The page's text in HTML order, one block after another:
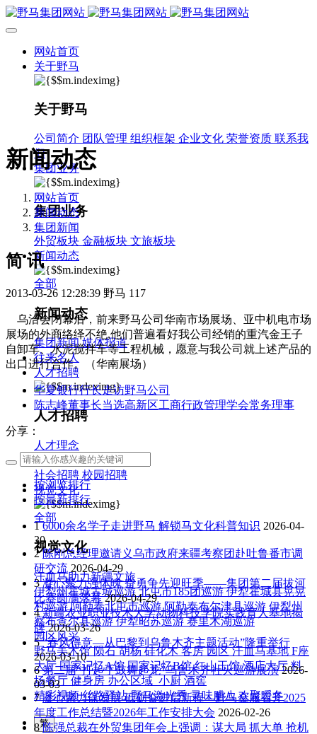
网站首页
关于野马
关于野马
公司简介 团队管理 组织框架 企业文化 荣誉资质 联系我
们
集团业务
集团业务
外贸板块 金融板块 文旅板块
新闻动态
全部
新闻动态
集团新闻 媒体报道
往来名人
人才招聘
人才招聘
人才理念
人才招聘
社会招聘 校园招聘
视觉文化
全部
视觉文化
汗血马助力新疆文旅
伊犁州霍城古城巡游 北屯市185团巡游 伊犁霍城县晃晃
村巡游 阿勒泰北屯市巡游 阿勒泰布尔津县巡游 伊犁州
察布查尔县巡游 伊犁昭苏巡游 赛里木湖巡游
园区风采
野马美术馆 陨石 胡杨 硅化木 客房 园区 汗血马基地 F座
大厅 国家记忆A馆 国家记忆B馆 红山玉馆 酒店大厅 料
场餐厅 健身房 办公区域 小厨 酒窖
精彩视频 丝路驿站·野马激光秀 寻味腊八 欢聚暖冬
繁
新闻动态
网站首页
新闻动态
集团新闻
简 讯
2013-03-26 12:28:39 野马 117
乌洽会闭幕后，前来野马公司华南市场展场、亚中机电市场
展场的外商络绎不绝,他们普遍看好我公司经销的重汽金王子
自卸车、水泥搅拌车等工程机械，愿意与我公司就上述产品的
出口进行合作。（华南展场）
华夏银行行长走访野马公司
陈志峰董事长当选高新区工商行政管理学会常务理事
分享：
按浏览排行
按最新排行
16000余名学子走进野马 解锁马文化科普知识 2026-04-
30
2陈刚总经理邀请义乌市政府来疆考察团赴吐鲁番市调
研交流 2026-04-29
3凝心聚力强体魄 奋勇争先迎旺季——集团第二届拔河
比赛圆满落幕 2026-04-29
4新疆农业职业技术大学动物科技学院实践育人基地揭
牌 2026-03-26
5“春风得意—从巴黎到乌鲁木齐主题活动”隆重举行
2026-03-10
6第二届“打起手鼓舞起龙”乌鲁木齐社火巡游展演 2026-
03-03
7凝心聚力谋发展 砥砺奋进启新程—野马金服召开2025
年度工作总结暨2026年工作安排大会 2026-02-26
8陈强总裁在外贸集团年会上强调：谋大局 抓大单 抢机